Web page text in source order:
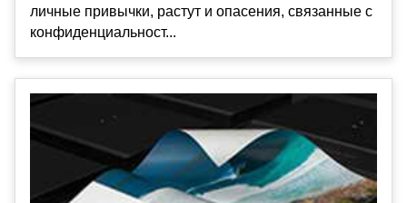
личные привычки, растут и опасения, связанные с
конфиденциальност...